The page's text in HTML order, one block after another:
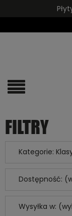
FILTRY
Kategorie:
Dostępność:
Wysyłka w: